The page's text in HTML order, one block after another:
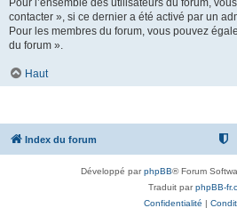
Pour l’ensemble des utilisateurs du forum,
contacter », si ce dernier a été activé par un
Pour les membres du forum, vous pouvez
du forum ».
Haut
Index du forum
Développé parphpBB® Forum
Traduit parphpBB-
Confidentialité |